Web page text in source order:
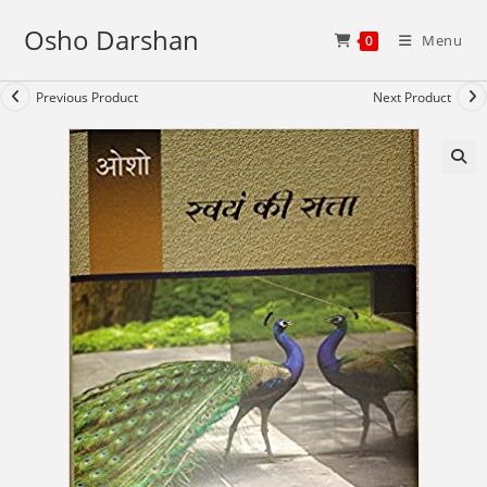
Osho Darshan 0 Menu
Previous Product Next Product